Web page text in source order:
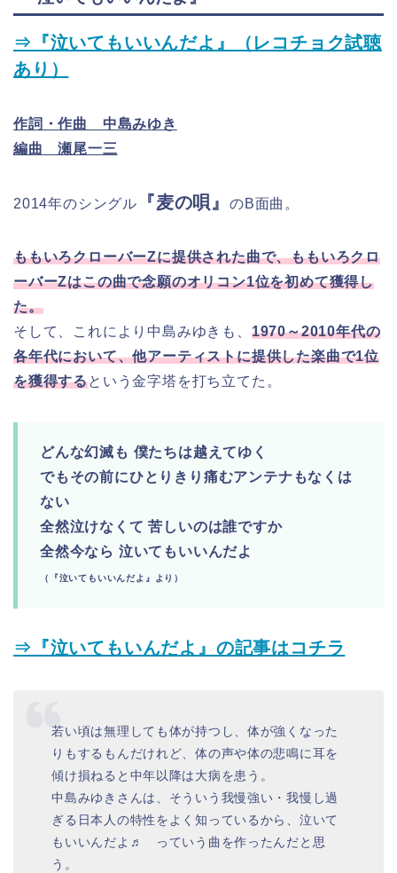
⇒『泣いてもいいんだよ』（レコチョク試聴
あり）
作詞・作曲 中島みゆき
編曲 瀬尾一三
2014年のシングル 『麦の唄』 のB面曲。
ももいろクローバーZに提供された曲で、ももいろクロ
ーバーZはこの曲で念願のオリコン1位を初めて獲得し
た。
そして、これにより中島みゆきも、 1970～2010年代の
各年代において、他アーティストに提供した楽曲で1位
を獲得するという金字塔を打ち立てた。
どんな幻滅も 僕たちは越えてゆく
でもその前にひとりきり痛むアンテナもなくは
ない
全然泣けなくて 苦しいのは誰ですか
全然今なら 泣いてもいいんだよ
（『泣いてもいいんだよ』より）
⇒『泣いてもいんだよ』の記事はコチラ
若い頃は無理しても体が持つし、体が強くなった
りもするもんだけれど、体の声や体の悲鳴に耳を
傾け損ねると中年以降は大病を患う。
中島みゆきさんは、そういう我慢強い・我慢し過
ぎる日本人の特性をよく知っているから、泣いて
もいいんだよ♬ っていう曲を作ったんだと思
う。